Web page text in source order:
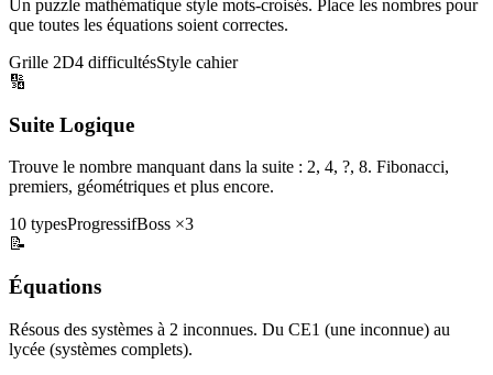
Un puzzle mathématique style mots-croisés. Place les nombres pour
que toutes les équations soient correctes.
Grille 2D4 difficultésStyle cahier
🔢
Suite Logique
Trouve le nombre manquant dans la suite : 2, 4, ?, 8. Fibonacci,
premiers, géométriques et plus encore.
10 typesProgressifBoss ×3
📝
Équations
Résous des systèmes à 2 inconnues. Du CE1 (une inconnue) au
lycée (systèmes complets).